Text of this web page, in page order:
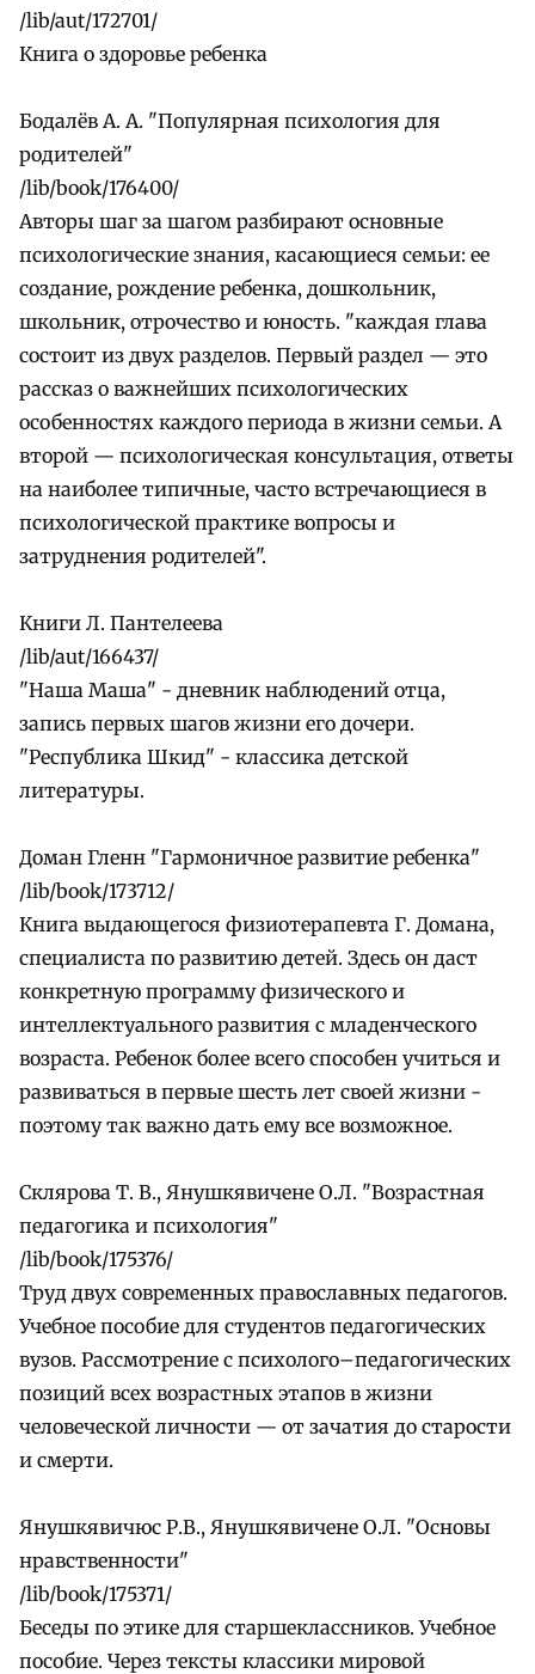
/lib/aut/172701/
Книга о здоровье ребенка
Бодалёв А. А. "Популярная психология для
родителей"
/lib/book/176400/
Авторы шаг за шагом разбирают основные
психологические знания, касающиеся семьи: ее
создание, рождение ребенка, дошкольник,
школьник, отрочество и юность. "каждая глава
состоит из двух разделов. Первый раздел — это
рассказ о важнейших психологических
особенностях каждого периода в жизни семьи. А
второй — психологическая консультация, ответы
на наиболее типичные, часто встречающиеся в
психологической практике вопросы и
затруднения родителей".
Книги Л. Пантелеева
/lib/aut/166437/
"Наша Маша" - дневник наблюдений отца,
запись первых шагов жизни его дочери.
"Республика Шкид" - классика детской
литературы.
Доман Гленн "Гармоничное развитие ребенка"
/lib/book/173712/
Книга выдающегося физиотерапевта Г. Домана,
специалиста по развитию детей. Здесь он даст
конкретную программу физического и
интеллектуального развития с младенческого
возраста. Ребенок более всего способен учиться и
развиваться в первые шесть лет своей жизни -
поэтому так важно дать ему все возможное.
Склярова Т. В., Янушкявичене О.Л. "Возрастная
педагогика и психология"
/lib/book/175376/
Труд двух современных православных педагогов.
Учебное пособие для студентов педагогических
вузов. Рассмотрение с психолого–педагогических
позиций всех возрастных этапов в жизни
человеческой личности — от зачатия до старости
и смерти.
Янушкявичюс Р.В., Янушкявичене О.Л. "Основы
нравственности"
/lib/book/175371/
Беседы по этике для старшеклассников. Учебное
пособие. Через тексты классики мировой